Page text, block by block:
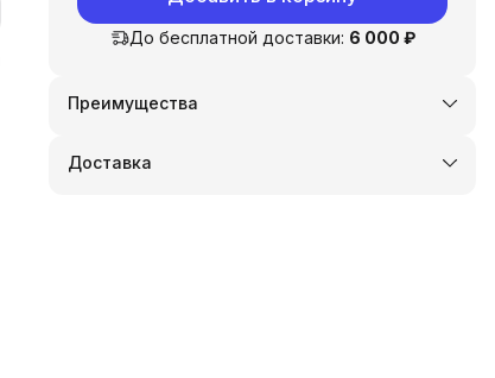
До бесплатной доставки: 6 000 ₽
Преимущества
Оплата частями в Сплит
Удобный возврат
Доставка